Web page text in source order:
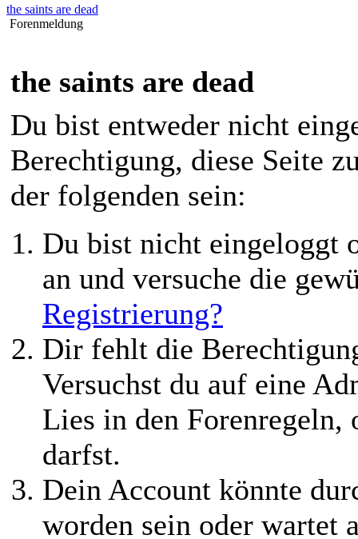
the saints are dead
Forenmeldung
the saints are dead
Du bist entweder nicht
Berechtigung, diese Seite
der folgenden sein:
Du bist nicht eingeloggt
an und versuche die
Registrierung?
Dir fehlt die
Versuchst du auf eine
Lies in den Forenregeln,
darfst.
Dein Account könnte
worden sein oder wartet